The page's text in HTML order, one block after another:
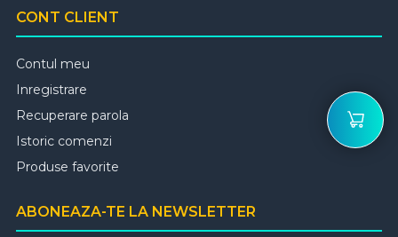
CONT CLIENT
Contul meu
Inregistrare
Recuperare parola
Istoric comenzi
Produse favorite
ABONEAZA-TE LA NEWSLETTER